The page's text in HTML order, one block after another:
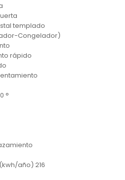
templado
Congelador)
rápido
°
año) 216